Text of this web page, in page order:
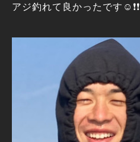
アジ釣れて良かったです☺️❗❗